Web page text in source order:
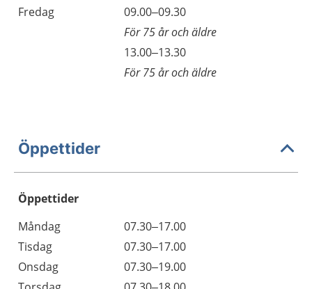
Fredag
09.00–09.30
För 75 år och äldre
13.00–13.30
För 75 år och äldre
Öppettider
Öppettider
Dag
Öppettider
Kommentarer
Måndag
07.30–17.00
Tisdag
07.30–17.00
Onsdag
07.30–19.00